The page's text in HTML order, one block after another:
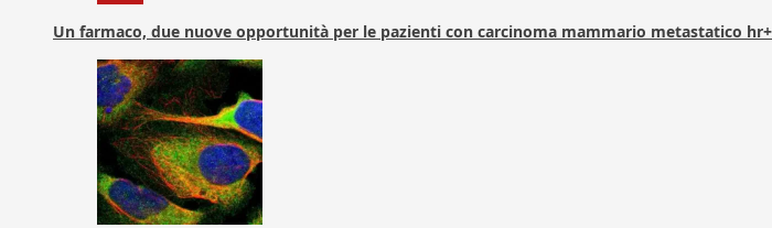
Un farmaco, due nuove opportunità per le pazienti con carcinoma mammario metastatico